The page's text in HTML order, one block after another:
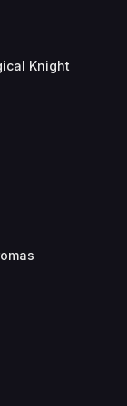
Knight